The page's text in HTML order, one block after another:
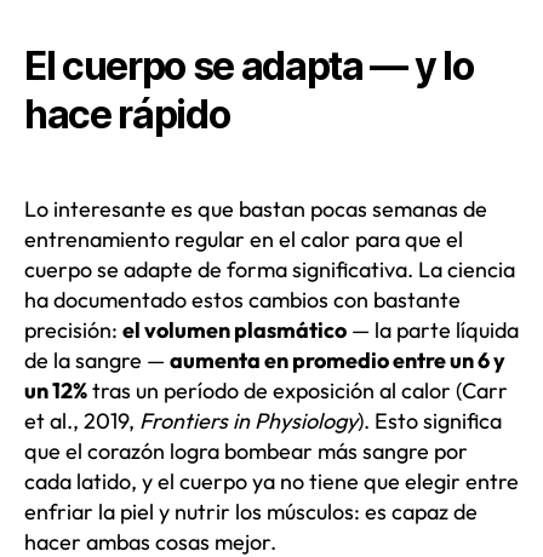
El cuerpo se adapta — y lo
hace rápido
Lo interesante es que bastan pocas semanas de
entrenamiento regular en el calor para que el
cuerpo se adapte de forma significativa. La ciencia
ha documentado estos cambios con bastante
precisión: el volumen plasmático — la parte líquida
de la sangre — aumenta en promedio entre un 6 y
un 12%tras un período de exposición al calor (Carr
et al., 2019, Frontiers in Physiology). Esto significa
que el corazón logra bombear más sangre por
cada latido, y el cuerpo ya no tiene que elegir entre
enfriar la piel y nutrir los músculos: es capaz de
hacer ambas cosas mejor.